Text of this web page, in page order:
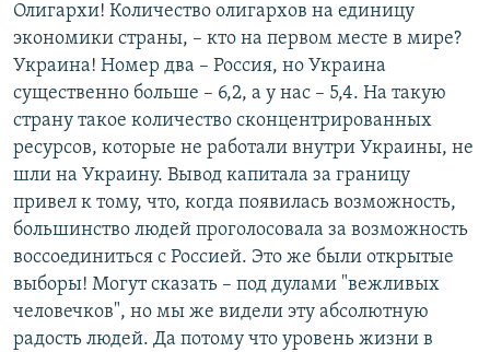
Олигархи! Количество олигархов на единицу
экономики страны, – кто на первом месте в мире?
Украина! Номер два – Россия, но Украина
существенно больше – 6,2, а у нас – 5,4. На такую
страну такое количество сконцентрированных
ресурсов, которые не работали внутри Украины, не
шли на Украину. Вывод капитала за границу
привел к тому, что, когда появилась возможность,
большинство людей проголосовала за возможность
воссоединиться с Россией. Это же были открытые
выборы! Могут сказать – под дулами "вежливых
человечков", но мы же видели эту абсолютную
радость людей. Да потому что уровень жизни в